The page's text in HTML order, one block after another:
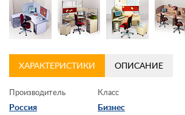
ХАРАКТЕРИСТИКИ ОПИСАНИЕ
Производитель
Россия
Класс
Бизнес